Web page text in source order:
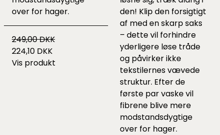
over for hager.
249,00 DKK
224,10 DKK
Vis produkt
den! Klip den forsigtigt
af med en skarp saks
– dette vil forhindre
yderligere løse tråde
og påvirker ikke
tekstilernes vævede
struktur. Efter de
første par vaske vil
fibrene blive mere
modstandsdygtige
over for hager.